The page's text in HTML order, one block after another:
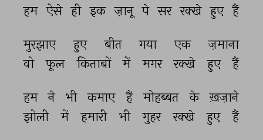
हम ऐसे ही इक ज़ानू पे सर रक्खे हुए हैं
मुरझाए हुए बीत गया एक
ज़माना
वो
फूल किताबों में मगर रक्खे हुए हैं
हम ने भी कमाए हैं मोहब्बत के
ख़ज़ाने
झोली
में हमारी भी गुहर रक्खे हुए हैं